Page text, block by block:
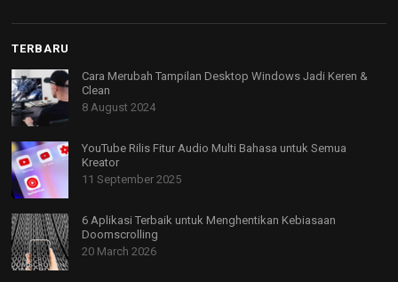
TERBARU
Cara Merubah Tampilan Desktop Windows Jadi Keren &
Clean
8 August 2024
YouTube Rilis Fitur Audio Multi Bahasa untuk Semua
Kreator
11 September 2025
6 Aplikasi Terbaik untuk Menghentikan Kebiasaan
Doomscrolling
20 March 2026